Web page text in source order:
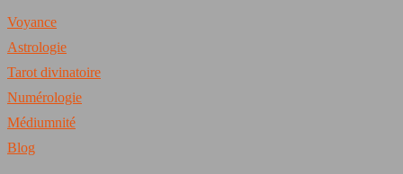
Voyance
Astrologie
Tarot divinatoire
Numérologie
Médiumnité
Blog